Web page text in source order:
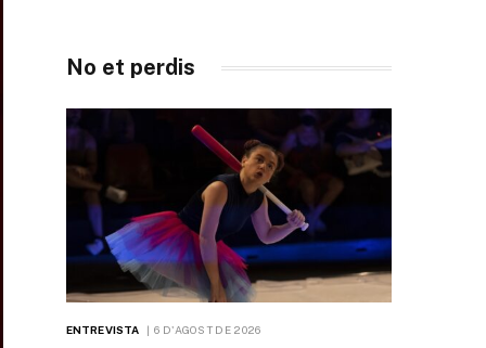
No et perdis
ENTREVISTA 6 D'AGOST DE 2026